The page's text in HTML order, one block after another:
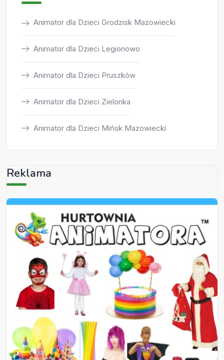
Animator dla Dzieci Grodzisk Mazowiecki
Animator dla Dzieci Legionowo
Animator dla Dzieci Pruszków
Animator dla Dzieci Zielonka
Animator dla Dzieci Mińsk Mazowiecki
Reklama